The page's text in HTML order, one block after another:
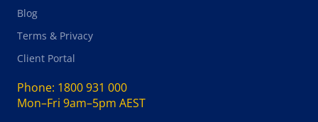
Blog
Terms & Privacy
Client Portal
Phone: 1800 931 000
Mon–Fri 9am–5pm AEST